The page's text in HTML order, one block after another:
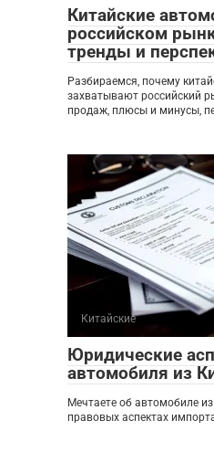
Китайские
российском
тренды и
Разбираемся, почему
захватывают российский
продаж, плюсы и минусы,
Китайские
Юридические
автомобиля из
Мечтаете об автомобиле
правовых аспектах